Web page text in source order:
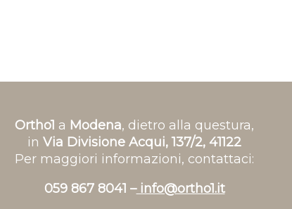
Ortho1 a Modena, dietro alla questura,
in Via Divisione Acqui, 137/2, 41122
Per maggiori informazioni, contattaci:
059 867 8041 –info@ortho1.it